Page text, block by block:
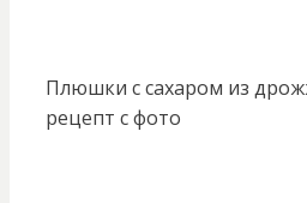
Плюшки с сахаром из
рецепт с фото